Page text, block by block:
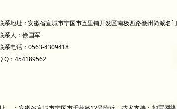
系电话：0563-4309418
Q：454189562
系人：徐国军
系地址：安徽省宣城市宁国市五里铺开发区南极西路徽州简派名门
地宝网络